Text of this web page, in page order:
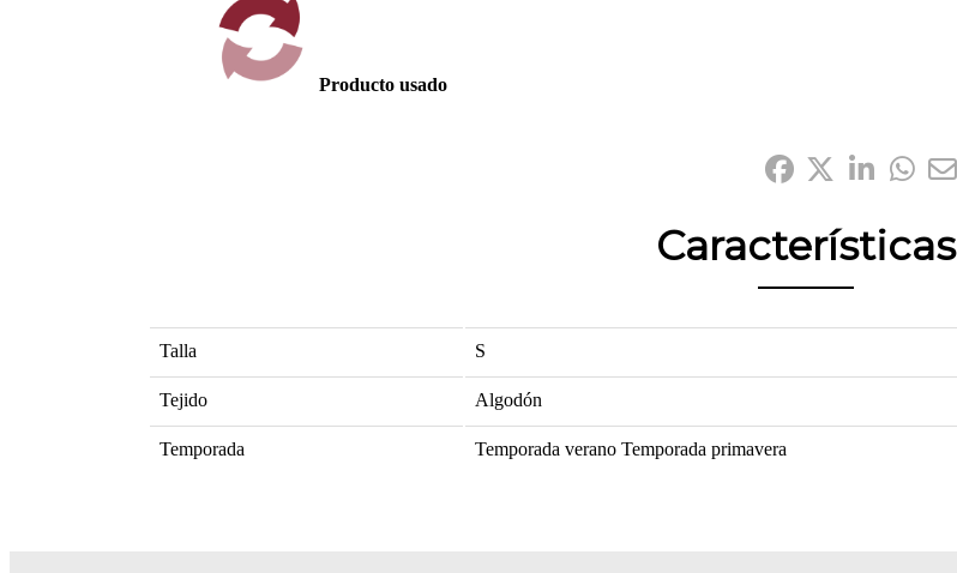
Producto usado
Características
Talla S
Tejido Algodón
Temporada Temporada verano Temporada primavera